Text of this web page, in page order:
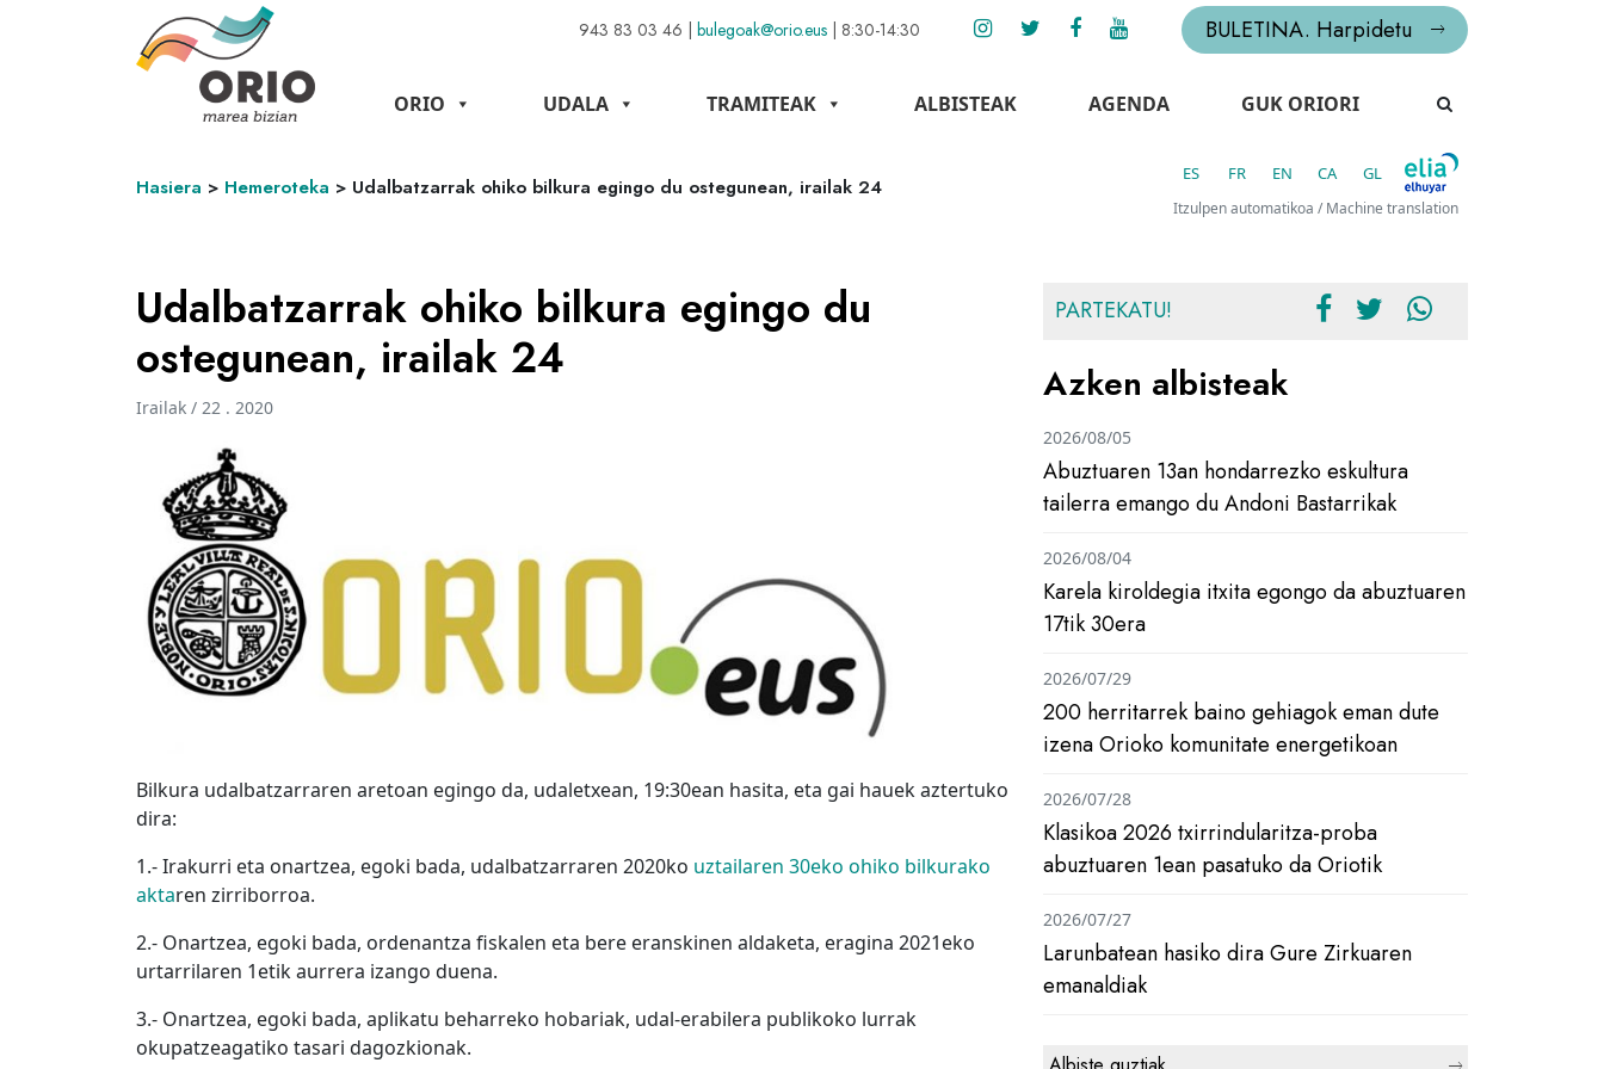
943 83 03 46 | bulegoak@orio.eus | 8:30-14:30 BULETINA. Harpidetu
ORIO UDALA TRAMITEAK ALBISTEAK AGENDA GUK ORIORI
Hasiera > Hemeroteka > Udalbatzarrak ohiko bilkura egingo du ostegunean, irailak 24
ES FR EN CA GL
Itzulpen automatikoa / Machine translation
Udalbatzarrak ohiko bilkura egingo du
ostegunean, irailak 24
Irailak / 22 . 2020
Bilkura udalbatzarraren aretoan egingo da, udaletxean, 19:30ean hasita, eta gai hauek aztertuko
dira:
1.- Irakurri eta onartzea, egoki bada, udalbatzarraren 2020ko uztailaren 30eko ohiko bilkurako
aktaren zirriborroa.
2.- Onartzea, egoki bada, ordenantza fiskalen eta bere eranskinen aldaketa, eragina 2021eko
urtarrilaren 1etik aurrera izango duena.
3.- Onartzea, egoki bada, aplikatu beharreko hobariak, udal-erabilera publikoko lurrak
okupatzeagatiko tasari dagozkionak.
PARTEKATU!
Azken albisteak
Abuztuaren 13an hondarrezko eskultura
tailerra emango du Andoni Bastarrikak
2026/08/05
Karela kiroldegia itxita egongo da abuztuaren
17tik 30era
2026/08/04
200 herritarrek baino gehiagok eman dute
izena Orioko komunitate energetikoan
2026/07/29
Klasikoa 2026 txirrindularitza-proba
abuztuaren 1ean pasatuko da Oriotik
2026/07/28
Larunbatean hasiko dira Gure Zirkuaren
emanaldiak
2026/07/27